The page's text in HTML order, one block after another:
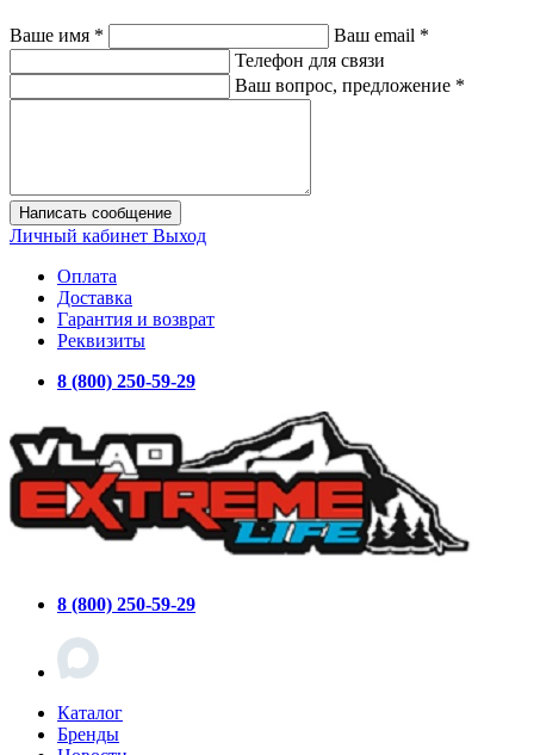
Ваше имя * Ваш email *
Телефон для связи
Ваш вопрос, предложение *
Написать сообщение
Личный кабинет Выход
Оплата
Доставка
Гарантия и возврат
Реквизиты
8 (800) 250-59-29
8 (800) 250-59-29
Каталог
Бренды